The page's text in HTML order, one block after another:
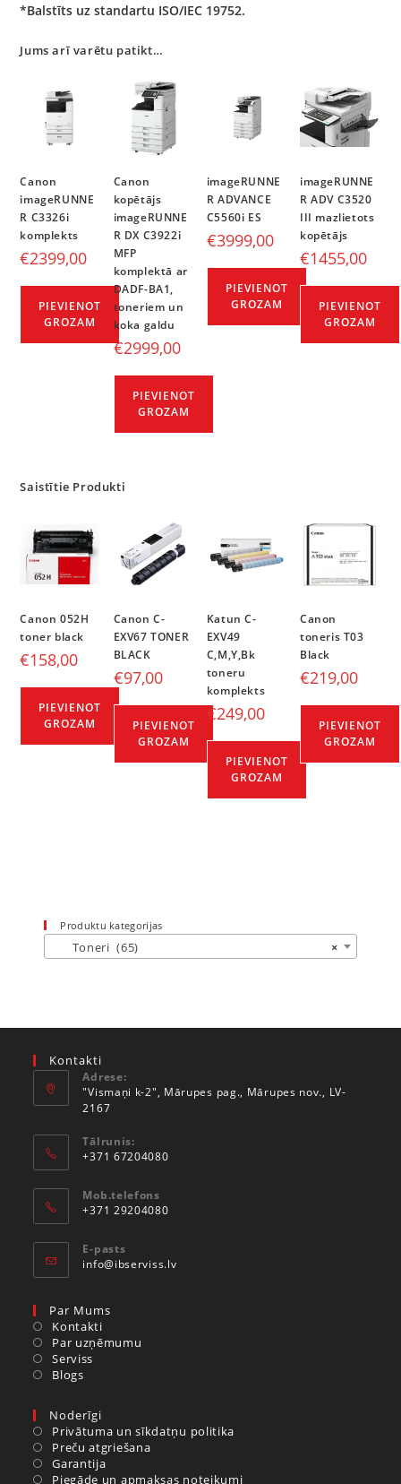
*Balstīts uz standartu ISO/IEC 19752.
Jums arī varētu patikt…
Canon
imageRUNNE
R C3326i
komplekts
€2399,00
PIEVIENOT
GROZAM
Canon
kopētājs
imageRUNNE
R DX C3922i
MFP
komplektā ar
DADF-BA1,
toneriem un
koka galdu
€2999,00
PIEVIENOT
GROZAM
imageRUNNE
R ADVANCE
C5560i ES
€3999,00
PIEVIENOT
GROZAM
imageRUNNE
R ADV C3520
III mazlietots
kopētājs
€1455,00
PIEVIENOT
GROZAM
Saistītie Produkti
Canon 052H
toner black
€158,00
PIEVIENOT
GROZAM
Canon C-
EXV67 TONER
BLACK
€97,00
PIEVIENOT
GROZAM
Katun C-
EXV49
C,M,Y,Bk
toneru
komplekts
€249,00
PIEVIENOT
GROZAM
Canon
toneris T03
Black
€219,00
PIEVIENOT
GROZAM
Produktu kategorijas
×
Toneri (65)
Kontakti
Adrese:
"Vismaņi k-2", Mārupes pag., Mārupes nov., LV-
2167
Tālrunis:
+371 67204080
Mob.telefons
+371 29204080
E-pasts
info@ibserviss.lv
Par Mums
Kontakti
Par uzņēmumu
Serviss
Blogs
Noderīgi
Privātuma un sīkdatņu politika
Preču atgriešana
Garantija
Piegāde un apmaksas noteikumi